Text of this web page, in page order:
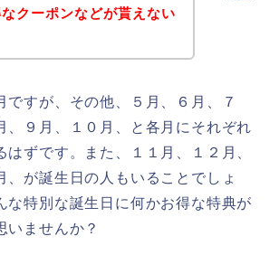
クーポンなどが貰えない
ですが、その他、５月、６月、７
、９月、１０月、と各月にそれぞれ
はずです。また、１１月、１２月、
、が誕生日の人もいることでしょ
な特別な誕生日に何かお得な特典が
いませんか？